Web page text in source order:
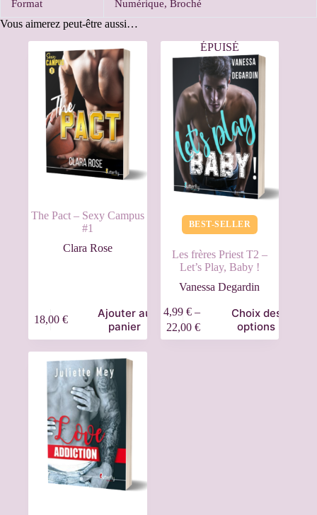
Format Numérique, Broché
Vous aimerez peut-être aussi…
The Pact – Sexy Campus
#1
Clara Rose
18,00 €
Ajouter au
panier
ÉPUISÉ
BEST-SELLER
Les frères Priest T2 –
Let’s Play, Baby !
Vanessa Degardin
4,99 €–
22,00 €
Choix des
options